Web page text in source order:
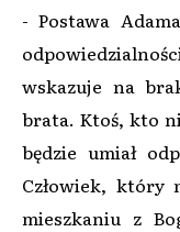
- Postawa
wskazuje na
brata. Ktoś, kto
będzie umiał
Człowiek, który
mieszkaniu z